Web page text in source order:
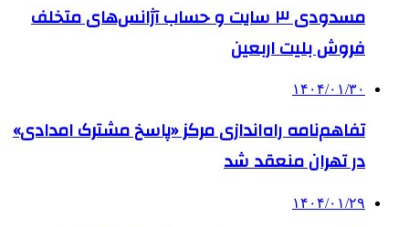
مسدودی ۳ سایت و حساب آژانس‌های متخلف
فروش بلیت اربعین
۱۴۰۴/۰۱/۳۰
تفاهم‌نامه راه‌اندازی مرکز «پاسخ مشترک امدادی»
در تهران منعقد شد
۱۴۰۴/۰۱/۲۹